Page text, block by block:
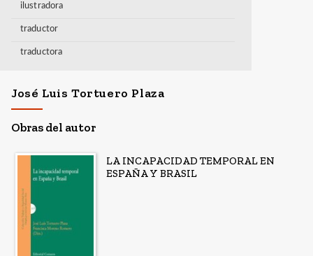
ilustradora
traductor
traductora
José Luis Tortuero Plaza
Obras del autor
LA INCAPACIDAD TEMPORAL EN
ESPAÑA Y BRASIL